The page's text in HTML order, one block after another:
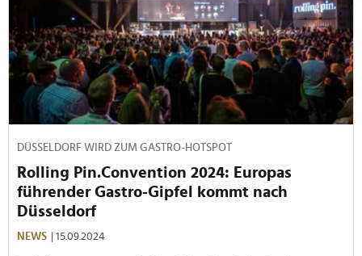
DÜSSELDORF WIRD ZUM GASTRO-HOTSPOT
Rolling Pin.Convention 2024: Europas
führender Gastro-Gipfel kommt nach
Düsseldorf
NEWS | 15.09.2024